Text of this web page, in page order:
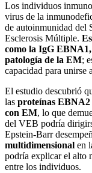
Los individuos
virus de la
de autoinmunidad del
Esclerosis Múltiple.
como la IgG
patología de la EM;
capacidad para unirse
El estudio descubrió
las proteínas EBNA2
con EM, lo que
del VEB podría
Epstein-Barr
multidimensional en
podría explicar el alto
entre los individuos.